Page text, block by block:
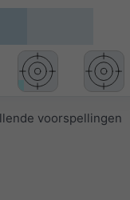
voorspellingen